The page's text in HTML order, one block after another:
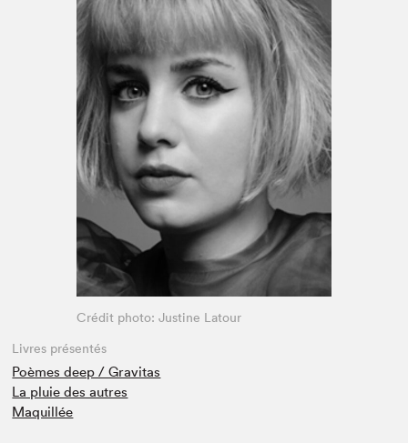
Espace médias
Crédit photo: Justine Latour
Livres présentés
Poèmes deep / Gravitas
La pluie des autres
Maquillée